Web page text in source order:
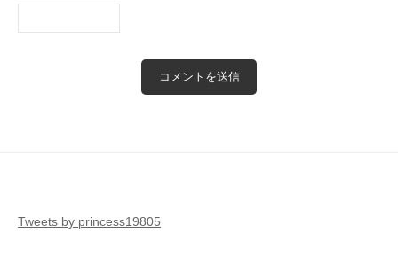
Tweets by princess19805